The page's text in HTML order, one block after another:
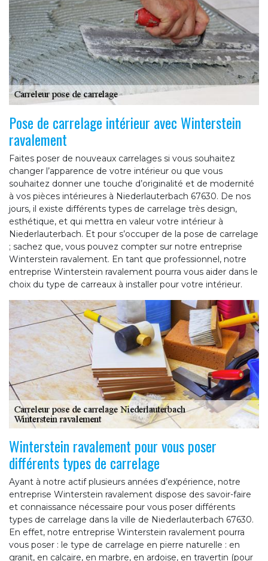
Pose de carrelage intérieur avec Winterstein
ravalement
Faites poser de nouveaux carrelages si vous souhaitez
changer l’apparence de votre intérieur ou que vous
souhaitez donner une touche d’originalité et de modernité
à vos pièces intérieures à Niederlauterbach 67630. De nos
jours, il existe différents types de carrelage très design,
esthétique, et qui mettra en valeur votre intérieur à
Niederlauterbach. Et pour s’occuper de la pose de carrelage
; sachez que, vous pouvez compter sur notre entreprise
Winterstein ravalement. En tant que professionnel, notre
entreprise Winterstein ravalement pourra vous aider dans le
choix du type de carreaux à installer pour votre intérieur.
Winterstein ravalement pour vous poser
différents types de carrelage
Ayant à notre actif plusieurs années d’expérience, notre
entreprise Winterstein ravalement dispose des savoir-faire
et connaissance nécessaire pour vous poser différents
types de carrelage dans la ville de Niederlauterbach 67630.
En effet, notre entreprise Winterstein ravalement pourra
vous poser : le type de carrelage en pierre naturelle : en
granit, en calcaire, en marbre, en ardoise, en travertin (pour